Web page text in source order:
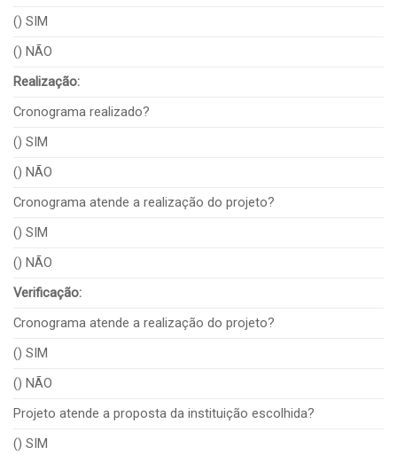
() SIM
() NÃO
Realização:
Cronograma realizado?
() SIM
() NÃO
Cronograma atende a realização do projeto?
() SIM
() NÃO
Verificação:
Cronograma atende a realização do projeto?
() SIM
() NÃO
Projeto atende a proposta da instituição escolhida?
() SIM